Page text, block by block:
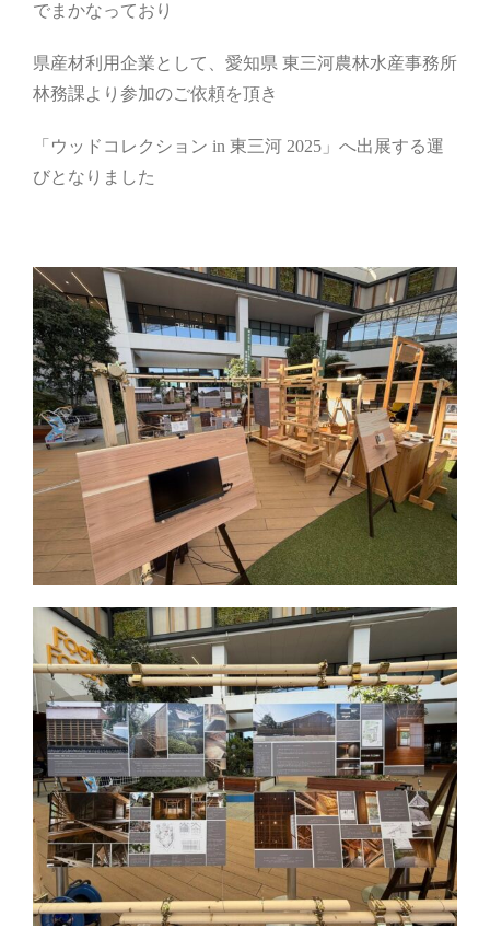
でまかなっており
県産材利用企業として、愛知県 東三河農林水産事務所
林務課より参加のご依頼を頂き
「ウッドコレクション in 東三河 2025」へ出展する運
びとなりました